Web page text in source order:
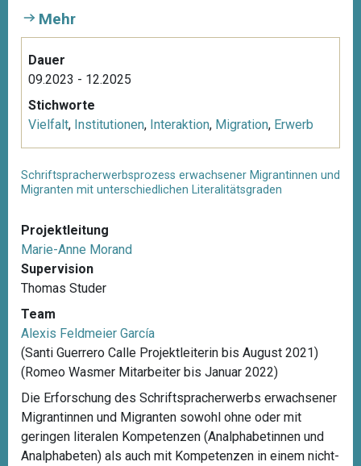
Mehr
Dauer
09.2023 - 12.2025
Stichworte
Vielfalt, Institutionen, Interaktion, Migration, Erwerb
Schriftspracherwerbsprozess erwachsener Migrantinnen und
Migranten mit unterschiedlichen Literalitätsgraden
Projektleitung
Marie-Anne Morand
Supervision
Thomas Studer
Team
Alexis Feldmeier García
(Santi Guerrero Calle Projektleiterin bis August 2021)
(Romeo Wasmer Mitarbeiter bis Januar 2022)
Die Erforschung des Schriftspracherwerbs erwachsener
Migrantinnen und Migranten sowohl ohne oder mit
geringen literalen Kompetenzen (Analphabetinnen und
Analphabeten) als auch mit Kompetenzen in einem nicht-